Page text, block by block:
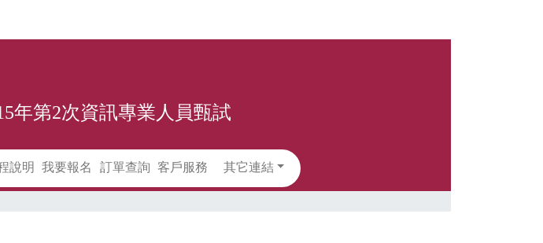
年第2次資訊專業人員甄試
說明 我要報名 訂單查詢 客戶服務 其它連結